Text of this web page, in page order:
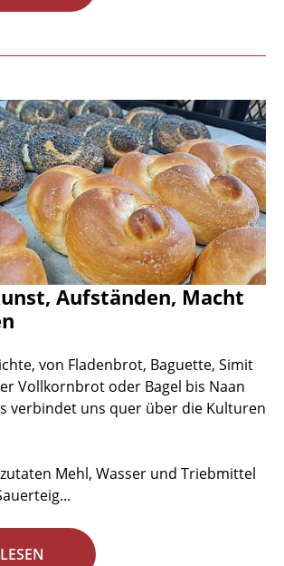
Aufständen, Macht
von Fladenbrot, Baguette, Simit
Vollkornbrot oder Bagel bis Naan
verbindet uns quer über die Kulturen
Mehl, Wasser und Triebmittel